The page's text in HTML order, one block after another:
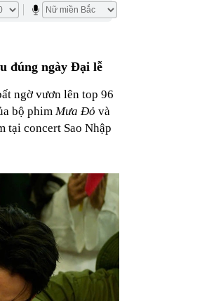
danh
tên nhóm
liên vận
ngất
đúng ngày Đại lễ
ngờ vươn lên top 96
bộ phim Mưa Đỏ và
tại concert Sao Nhập